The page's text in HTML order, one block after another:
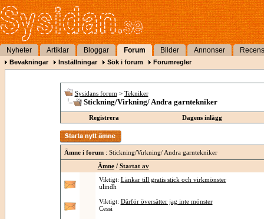
Nyheter Artiklar Bloggar Forum Bilder Annonser
Bevakningar Inställningar Sök i forum Forumregler
Sysidans forum > Tekniker
Stickning/Virkning/ Andra garntekniker
Registrera Dagens inlägg
Ämne i forum: Stickning/Virkning/ Andra garntekniker
Ämne/ Startat av
Viktigt: Länkar till gratis stick och virkmönster
ulindh
Viktigt: Därför översätter jag inte mönster
Cessi